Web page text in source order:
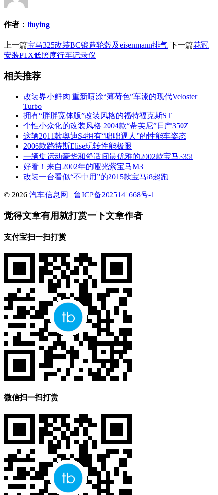
作者： liuying
上一篇宝马325改装BC锻造轮毂及eisenmann排气 下一篇花冠
安装P1X低照度行车记录仪
相关推荐
改装界小鲜肉 重新喷涂“薄荷色”车漆的现代Veloster
Turbo
拥有“胖胖宽体版”改装风格的福特福克斯ST
个性小众化的改装风格 2004款“蒂芙尼”日产350Z
这辆2011款奥迪S4拥有“咄咄逼人”的性能车姿态
2006款路特斯Elise玩转性能极限
一辆集运动豪华和舒适间最优雅的2002款宝马335i
好看！来自2002年的哑光紫宝马M3
改装一台看似“不中用”的2015款宝马i8超跑
© 2026 汽车信息网 鲁ICP备2025141668号-1
觉得文章有用就打赏一下文章作者
支付宝扫一扫打赏
微信扫一扫打赏